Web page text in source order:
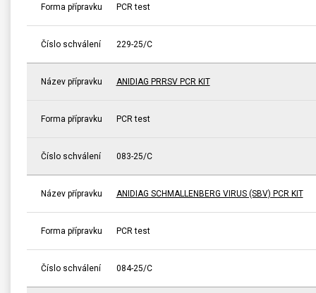
Forma přípravku PCR test
Číslo schválení 229-25/C
Název přípravku ANIDIAG PRRSV PCR KIT
Forma přípravku PCR test
Číslo schválení 083-25/C
Název přípravku ANIDIAG SCHMALLENBERG VIRUS (SBV) PCR KIT
Forma přípravku PCR test
Číslo schválení 084-25/C